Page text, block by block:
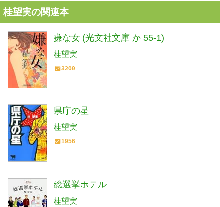
桂望実の関連本
嫌な女 (光文社文庫 か 55-1)
桂望実
3209
県庁の星
桂望実
1956
総選挙ホテル
桂望実